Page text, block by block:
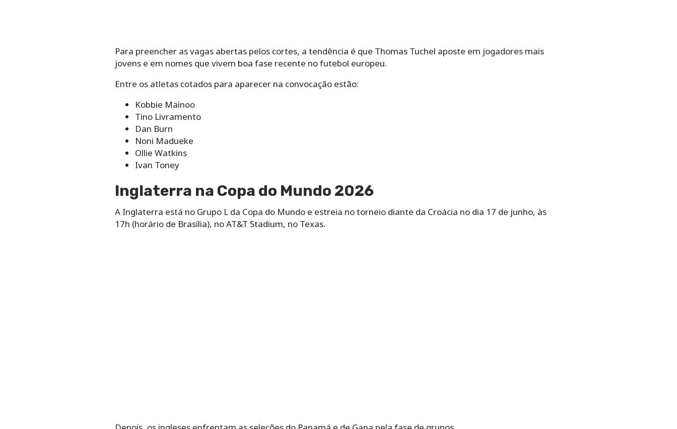
Para preencher as vagas abertas pelos cortes, a tendência é que Thomas Tuchel aposte em jogadores mais
jovens e em nomes que vivem boa fase recente no futebol europeu.
Entre os atletas cotados para aparecer na convocação estão:
Kobbie Mainoo
Tino Livramento
Dan Burn
Noni Madueke
Ollie Watkins
Ivan Toney
Inglaterra na Copa do Mundo 2026
A Inglaterra está no Grupo L da Copa do Mundo e estreia no torneio diante da Croácia no dia 17 de junho, às
17h (horário de Brasília), no AT&T Stadium, no Texas.